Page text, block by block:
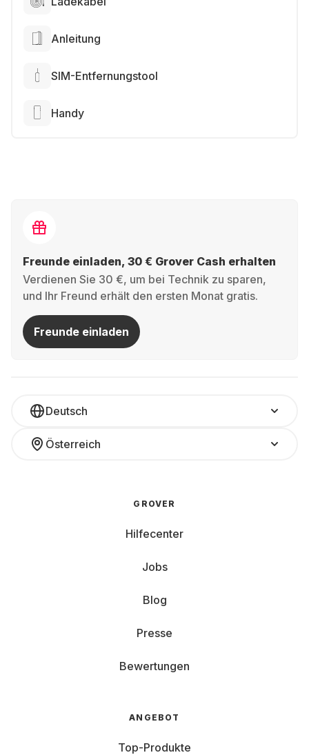
Anleitung
SIM-Entfernungstool
Handy
Freunde einladen, 30 € Grover Cash erhalten
Verdienen Sie 30 €, um bei Technik zu sparen,
und Ihr Freund erhält den ersten Monat gratis.
Freunde einladen
Deutsch
Österreich
GROVER
Hilfecenter
Jobs
Blog
Presse
Bewertungen
ANGEBOT
Top-Produkte